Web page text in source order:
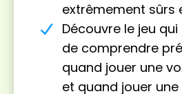
extrêmement sûrs
Découvre le jeu
de comprendre
quand jouer une
et quand jouer